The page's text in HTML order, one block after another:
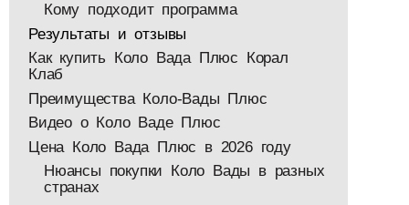
Кому подходит программа
Результаты и отзывы
Как купить Коло Вада Плюс Корал
Клаб
Преимущества Коло-Вады Плюс
Видео о Коло Ваде Плюс
Цена Коло Вада Плюс в 2026 году
Нюансы покупки Коло Вады в разных
странах